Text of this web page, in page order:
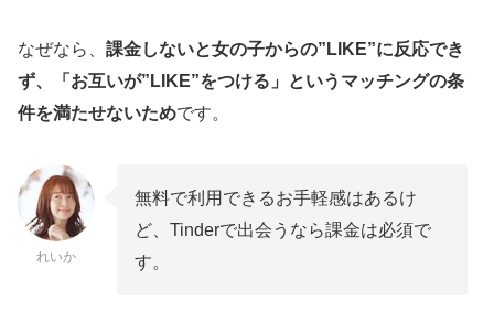
Tinderは課金したらマッチするようになる？
Tinderでマッチしないなら他のアプリを無料登
恋愛向けにおすすめのマッチしやすい出会い系
アプリ
ペアーズ
なぜなら、 課金しないと女の子からの”LIKE”に反応でき
ず、「お互いが”LIKE”をつける」というマッチングの条
件を満たせないためです。
れいか
無料で利用できるお手軽感はあるけ
ど、Tinderで出会うなら課金は必須で
す。